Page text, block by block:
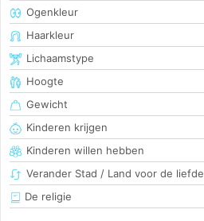
Ogenkleur
Haarkleur
Lichaamstype
Hoogte
Gewicht
Kinderen krijgen
Kinderen willen hebben
Verander Stad / Land voor de liefde
De religie